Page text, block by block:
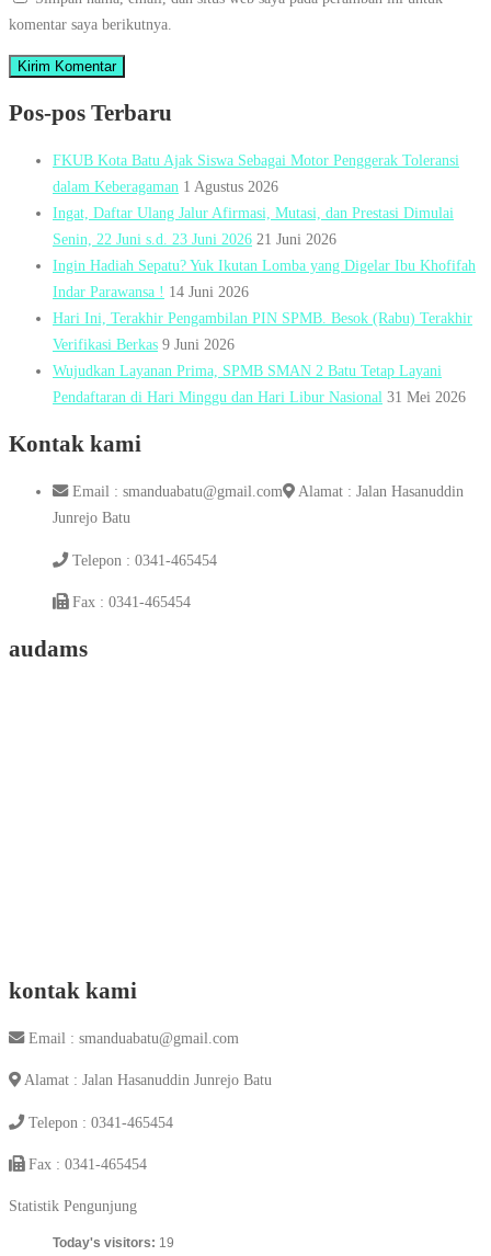
komentar saya berikutnya.
Pos-pos Terbaru
FKUB Kota Batu Ajak Siswa Sebagai Motor Penggerak Toleransi
dalam Keberagaman 1 Agustus 2026
Ingat, Daftar Ulang Jalur Afirmasi, Mutasi, dan Prestasi Dimulai
Senin, 22 Juni s.d. 23 Juni 2026 21 Juni 2026
Ingin Hadiah Sepatu? Yuk Ikutan Lomba yang Digelar Ibu Khofifah
Indar Parawansa ! 14 Juni 2026
Hari Ini, Terakhir Pengambilan PIN SPMB. Besok (Rabu) Terakhir
Verifikasi Berkas 9 Juni 2026
Wujudkan Layanan Prima, SPMB SMAN 2 Batu Tetap Layani
Pendaftaran di Hari Minggu dan Hari Libur Nasional 31 Mei 2026
Kontak kami
Email : smanduabatu@gmail.com
Alamat : Jalan Hasanuddin
Junrejo Batu
Telepon : 0341-465454
Fax : 0341-465454
audams
kontak kami
Email : smanduabatu@gmail.com
Alamat : Jalan Hasanuddin Junrejo Batu
Telepon : 0341-465454
Fax : 0341-465454
Statistik Pengunjung
Today's visitors: 19